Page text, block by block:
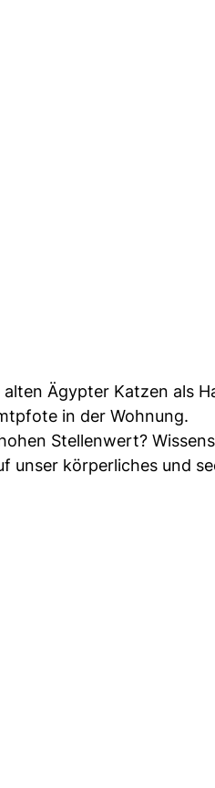
Ägypter Katzen als
in der Wohnung.
Stellenwert?
unser körperliches und